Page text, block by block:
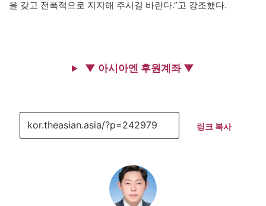
을 갖고 전폭적으로 지지해 주시길 바란다.”고 강조했다.
▼ 아시아엔 후원계좌 ▼
링크 복사